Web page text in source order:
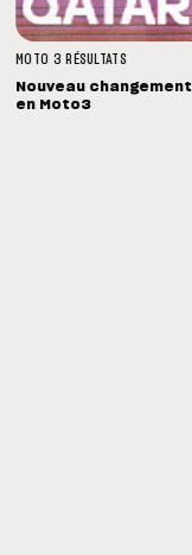
MOTO 3 RÉSULTATS
Nouveau
en Moto3